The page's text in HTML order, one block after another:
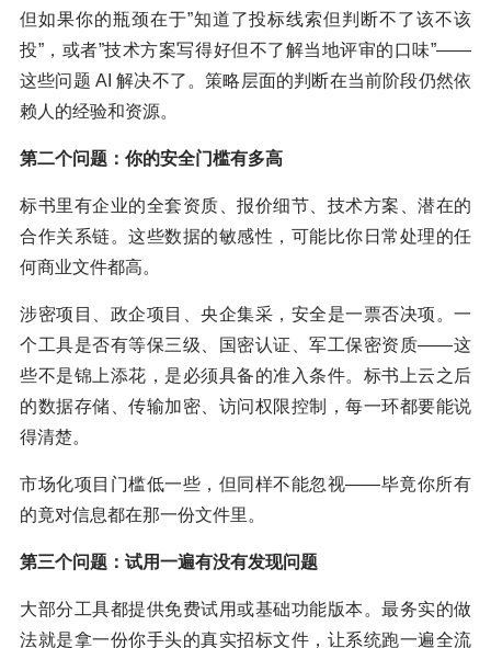
但如果你的瓶颈在于”知道了投标线索但判断不了该不该
投”，或者”技术方案写得好但不了解当地评审的口味”——
这些问题 AI 解决不了。策略层面的判断在当前阶段仍然依
赖人的经验和资源。
第二个问题：你的安全门槛有多高
标书里有企业的全套资质、报价细节、技术方案、潜在的
合作关系链。这些数据的敏感性，可能比你日常处理的任
何商业文件都高。
涉密项目、政企项目、央企集采，安全是一票否决项。一
个工具是否有等保三级、国密认证、军工保密资质——这
些不是锦上添花，是必须具备的准入条件。标书上云之后
的数据存储、传输加密、访问权限控制，每一环都要能说
得清楚。
市场化项目门槛低一些，但同样不能忽视——毕竟你所有
的竟对信息都在那一份文件里。
第三个问题：试用一遍有没有发现问题
大部分工具都提供免费试用或基础功能版本。最务实的做
法就是拿一份你手头的真实招标文件，让系统跑一遍全流